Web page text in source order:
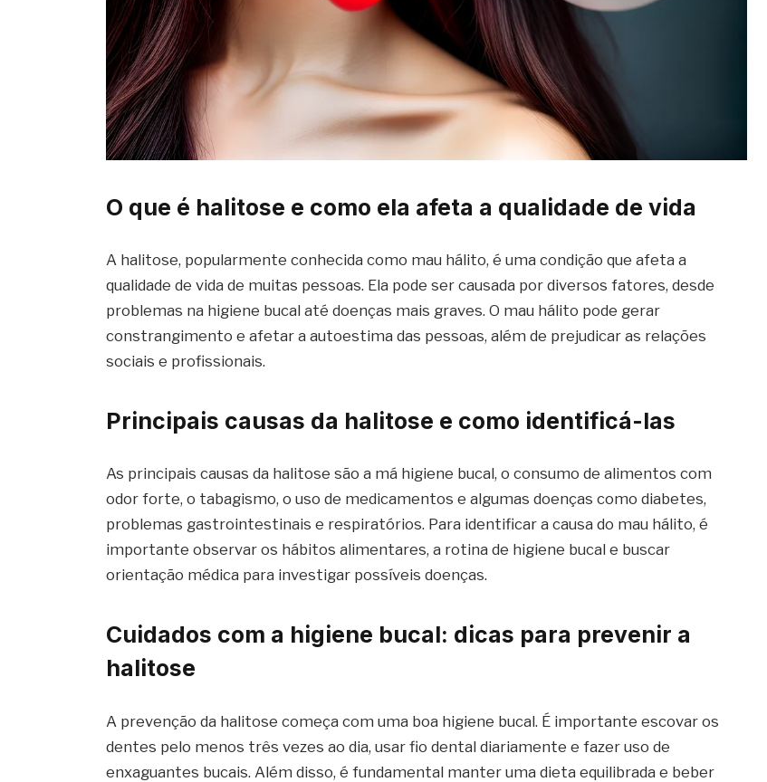
O que é halitose e como ela afeta a qualidade de vida
A halitose, popularmente conhecida como mau hálito, é uma condição que afeta a
qualidade de vida de muitas pessoas. Ela pode ser causada por diversos fatores, desde
problemas na higiene bucal até doenças mais graves. O mau hálito pode gerar
constrangimento e afetar a autoestima das pessoas, além de prejudicar as relações
sociais e profissionais.
Principais causas da halitose e como identificá-las
As principais causas da halitose são a má higiene bucal, o consumo de alimentos com
odor forte, o tabagismo, o uso de medicamentos e algumas doenças como diabetes,
problemas gastrointestinais e respiratórios. Para identificar a causa do mau hálito, é
importante observar os hábitos alimentares, a rotina de higiene bucal e buscar
orientação médica para investigar possíveis doenças.
Cuidados com a higiene bucal: dicas para prevenir a
halitose
A prevenção da halitose começa com uma boa higiene bucal. É importante escovar os
dentes pelo menos três vezes ao dia, usar fio dental diariamente e fazer uso de
enxaguantes bucais. Além disso, é fundamental manter uma dieta equilibrada e beber